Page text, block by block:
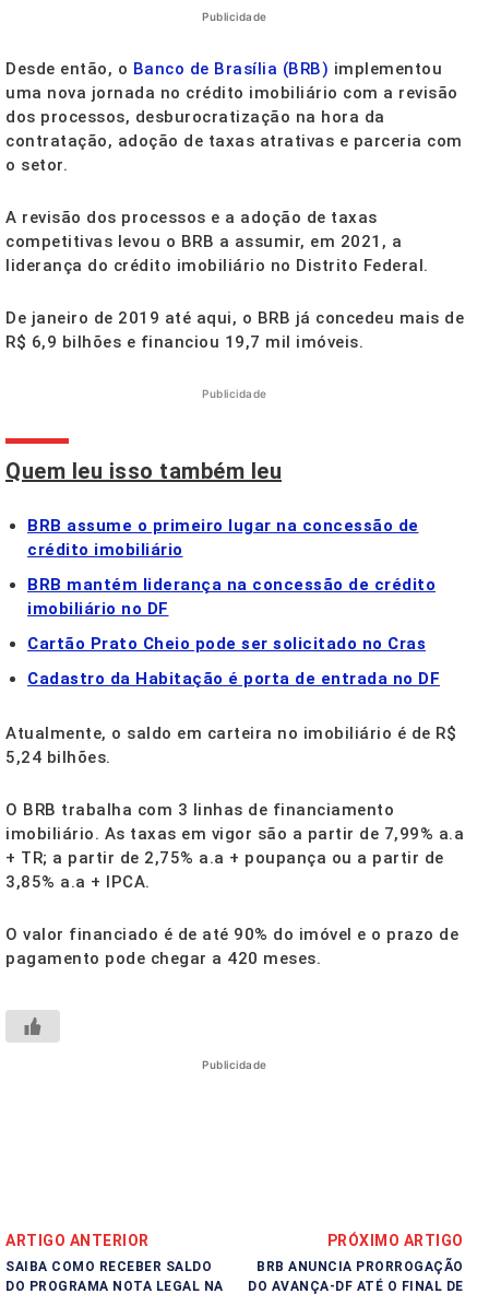
Publicidade
Desde então, o Banco de Brasília (BRB) implementou
uma nova jornada no crédito imobiliário com a revisão
dos processos, desburocratização na hora da
contratação, adoção de taxas atrativas e parceria com
o setor.
A revisão dos processos e a adoção de taxas
competitivas levou o BRB a assumir, em 2021, a
liderança do crédito imobiliário no Distrito Federal.
De janeiro de 2019 até aqui, o BRB já concedeu mais de
R$ 6,9 bilhões e financiou 19,7 mil imóveis.
Publicidade
Quem leu isso também leu
BRB assume o primeiro lugar na concessão de
crédito imobiliário
BRB mantém liderança na concessão de crédito
imobiliário no DF
Cartão Prato Cheio pode ser solicitado no Cras
Cadastro da Habitação é porta de entrada no DF
Atualmente, o saldo em carteira no imobiliário é de R$
5,24 bilhões.
O BRB trabalha com 3 linhas de financiamento
imobiliário. As taxas em vigor são a partir de 7,99% a.a
+ TR; a partir de 2,75% a.a + poupança ou a partir de
3,85% a.a + IPCA.
O valor financiado é de até 90% do imóvel e o prazo de
pagamento pode chegar a 420 meses.
Publicidade
ARTIGO ANTERIOR
SAIBA COMO RECEBER SALDO
DO PROGRAMA NOTA LEGAL NA
PRÓXIMO ARTIGO
BRB ANUNCIA PRORROGAÇÃO
DO AVANÇA-DF ATÉ O FINAL DE